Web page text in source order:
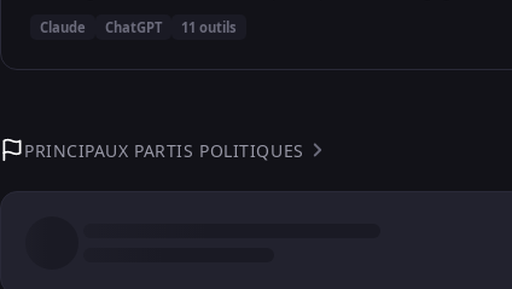
Claude ChatGPT 11 outils
PRINCIPAUX PARTIS POLITIQUES